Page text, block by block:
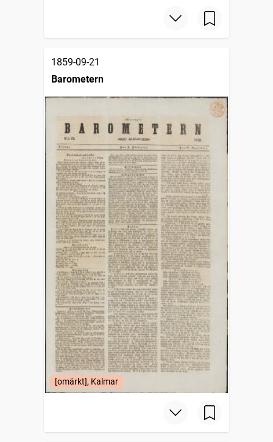
1859-09-21
Barometern
[omärkt], Kalmar